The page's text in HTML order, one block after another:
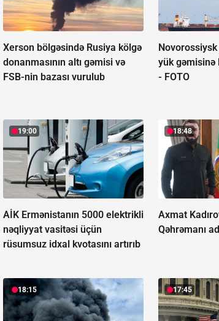
Xerson bölgəsində Rusiya kölgə
donanmasının altı gəmisi və
FSB-nin bazası vurulub
Novorossiysk
yük gəmisinə
- FOTO
19:00
AİK Ermənistanın 5000 elektrikli
nəqliyyat vasitəsi üçün
rüsumsuz idxal kvotasını artırıb
18:48
Axmat
Qəhrəmanı
18:15 17:45